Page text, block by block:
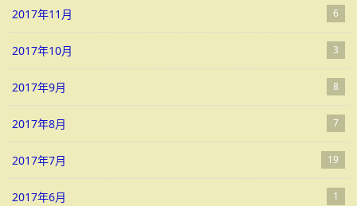
2017年11月 6
2017年10月 3
2017年9月 8
2017年8月 7
2017年7月 19
2017年6月 1